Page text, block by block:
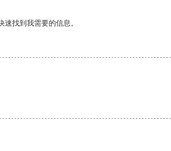
找到我需要的信息。